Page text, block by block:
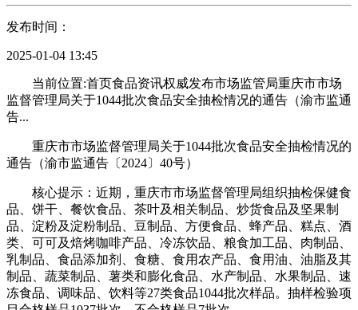
发布时间：
2025-01-04 13:45
当前位置:首页食品资讯权威发布市场监管局重庆市市场
监督管理局关于1044批次食品安全抽检情况的通告（渝市监通
告...
重庆市市场监督管理局关于1044批次食品安全抽检情况的
通告（渝市监通告〔2024〕40号）
核心提示：近期，重庆市市场监督管理局组织抽检保健食
品、饼干、餐饮食品、茶叶及相关制品、炒货食品及坚果制
品、淀粉及淀粉制品、豆制品、方便食品、蜂产品、糕点、酒
类、可可及焙烤咖啡产品、冷冻饮品、粮食加工品、肉制品、
乳制品、食品添加剂、食糖、食用农产品、食用油、油脂及其
制品、蔬菜制品、薯类和膨化食品、水产制品、水果制品、速
冻食品、调味品、饮料等27类食品1044批次样品。抽样检验项